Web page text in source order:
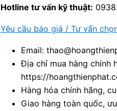
Hotline tư vấn kỹ thuật:
Yêu cầu báo giá / Tư vấn
Email:
Địa chỉ mua hàng chính
https://
Hàng hóa chính hãng,
Giao hàng toàn quốc,